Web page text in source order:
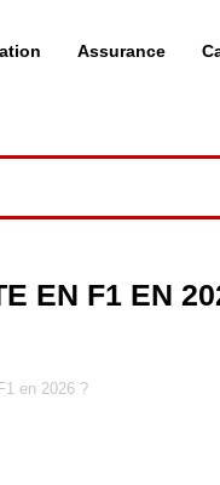
Assurance
EN F1 EN
en 2026 ?